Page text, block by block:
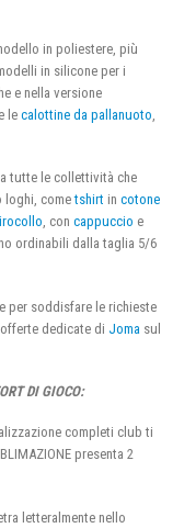
in poliestere, più
in silicone per i
e nella versione
le calottine da pallanuoto,
tutte le collettività che
loghi, cometshirt in cotone
, con cappuccio e
ordinabili dalla taglia 5/6
per soddisfare le richieste
dedicate di Joma sul
DI GIOCO:
completi club ti
presenta 2
letteralmente nello